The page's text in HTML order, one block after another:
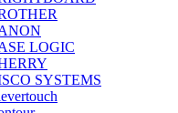
LOGIC
SYSTEMS